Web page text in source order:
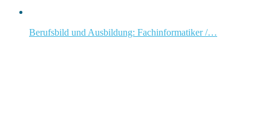
Berufsbild und Ausbildung: Fachinformatiker /…